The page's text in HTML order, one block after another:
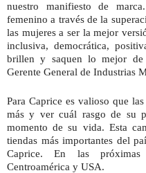
nuestro manifiesto de
femenino a través de la
las mujeres a ser la mejor
inclusiva, democrática,
brillen y saquen lo mejor de
Gerente General de Industrias
Para Caprice es valioso que
más y ver cuál rasgo de su
momento de su vida. Esta
tiendas más importantes del
Caprice. En las próximas
Centroamérica y USA.